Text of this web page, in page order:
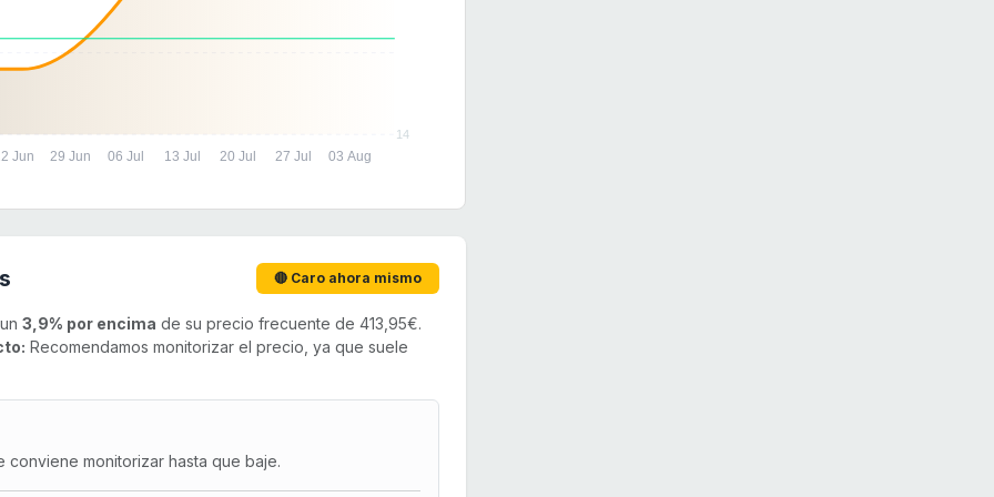
14
Jun 29 Jun 06 Jul 13 Jul 20 Jul 27 Jul 03 Aug
🔴 Caro ahora mismo
3,9% por encima de su precio frecuente de 413,95€.
Recomendamos monitorizar el precio, ya que suele
conviene monitorizar hasta que baje.